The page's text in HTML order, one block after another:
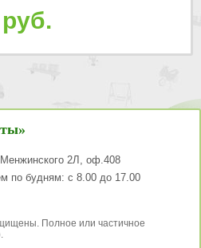
2Л, оф.408
по будням: с 8.00 до 17.00
Полное или частичное